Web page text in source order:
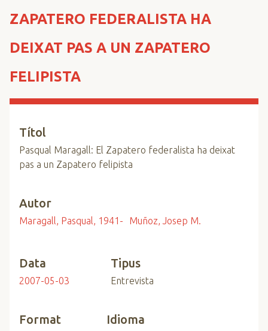
ZAPATERO FEDERALISTA HA
DEIXAT PAS A UN ZAPATERO
FELIPISTA
Títol
Pasqual Maragall: El Zapatero federalista ha deixat
pas a un Zapatero felipista
Autor
Maragall, Pasqual, 1941- Muñoz, Josep M.
Data
2007-05-03
Tipus
Entrevista
Format Idioma